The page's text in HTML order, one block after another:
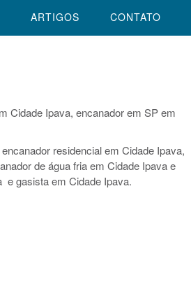
ARTIGOS CONTATO
Cidade Ipava, encanador em SP em
residencial em Cidade Ipava,
de água fria em Cidade Ipava e
e gasista em Cidade Ipava.